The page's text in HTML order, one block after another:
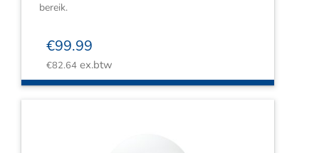
bereik.
€99.99
€82.64 ex.btw